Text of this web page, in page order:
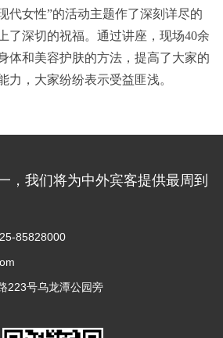
代女性”的活动主题作了深刻详尽的
了深切的祝福。通过讲座，现场40余
体和美容护肤的方法，提高了大家的
力，大家纷纷表示受益匪浅。
，我们将为中外宾客提供最周到
85828000
223号乌龙潭公园旁